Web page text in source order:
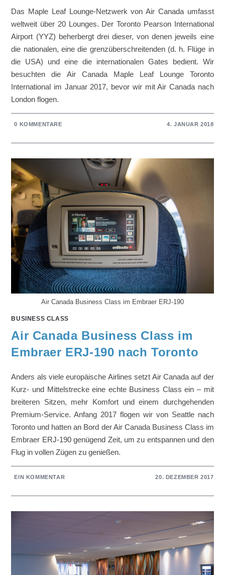
Das Maple Leaf Lounge-Netzwerk von Air Canada umfasst
weltweit über 20 Lounges. Der Toronto Pearson International
Airport (YYZ) beherbergt drei dieser, von denen jeweils eine
die nationalen, eine die grenzüberschreitenden (d. h. Flüge in
die USA) und eine die internationalen Gates bedient. Wir
besuchten die Air Canada Maple Leaf Lounge Toronto
International im Januar 2017, bevor wir mit Air Canada nach
London flogen.
0 KOMMENTARE 4. JANUAR 2018
Air Canada Business Class im Embraer ERJ-190
BUSINESS CLASS
Air Canada Business Class im
Embraer ERJ-190 nach Toronto
Anders als viele europäische Airlines setzt Air Canada auf der
Kurz- und Mittelstrecke eine echte Business Class ein – mit
breiteren Sitzen, mehr Komfort und einem durchgehenden
Premium-Service. Anfang 2017 flogen wir von Seattle nach
Toronto und hatten an Bord der Air Canada Business Class im
Embraer ERJ-190 genügend Zeit, um zu entspannen und den
Flug in vollen Zügen zu genießen.
EIN KOMMENTAR 20. DEZEMBER 2017